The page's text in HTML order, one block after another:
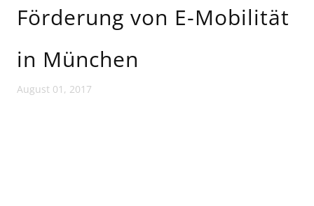
Förderung von E-Mobilität
in München
August 01, 2017